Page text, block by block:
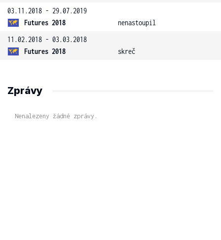
03.11.2018 - 29.07.2019
Futures 2018
nenastoupil
11.02.2018 - 03.03.2018
Futures 2018
skreč
Zprávy
Nenalezeny žádné zprávy.